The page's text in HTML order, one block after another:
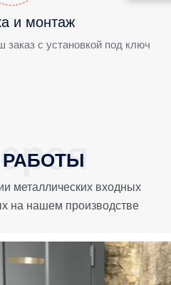
и монтаж
заказ с установкой под ключ
металлических входных
на нашем производстве